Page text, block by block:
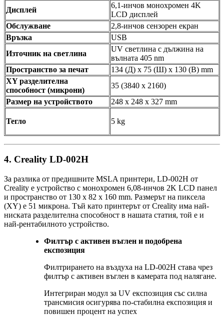
Дисплей
6,1-инчов монохромен 4K
LCD дисплей
Обслужване
2,8-инчов сензорен екран
Връзка
USB
Източник на светлина
UV светлина с дължина на
вълната 405 nm
Пространство за печат
134 (Д) x 75 (Ш) x 130 (В) mm
XY разделителна
способност (микрони)
35 (3840 x 2160)
Размер на устройството
248 x 248 x 327 mm
Тегло 5 kg
4. Creality LD-002H
За разлика от предишните MSLA принтери, LD-002H от
Creality е устройство с монохромен 6,08-инчов 2K LCD панел
и пространство от 130 x 82 x 160 mm. Размерът на пиксела
(XY) е 51 микрона. Тъй като принтерът от Creality има най-
ниската разделителна способност в нашата статия, той е и
най-рентабилното устройство.
Филтър с активен въглен и подобрена
експозиция
Филтрирането на въздуха на LD-002H става чрез
филтър с активен въглен в камерата под налягане.
Интегриран модул за UV експозиция със силна
трансмисия осигурява по-стабилна експозиция и
повишен процент на успех